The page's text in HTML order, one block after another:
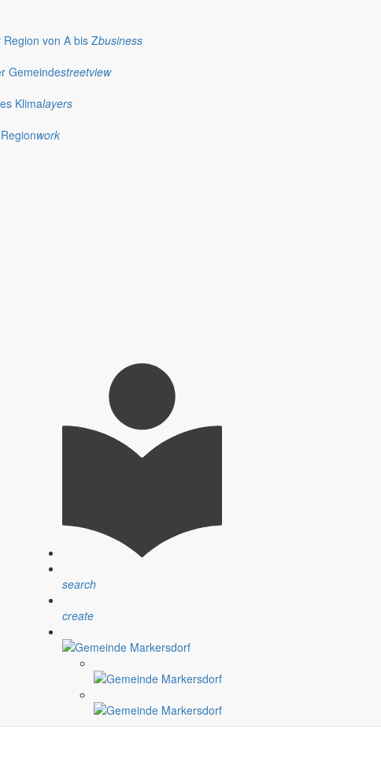
von A bis Zbusiness
Gemeindestreetview
Klimalayers
work
search
create
Ansprechpartner, Öffnungszeiten und Informationen zu
Satzungen
Verfahrensvorschriften und Gebühren